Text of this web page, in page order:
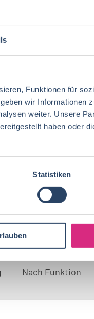
Funktionen für
wir Informationen
weiter. Unsere
haben oder
Statistiken
Nach Funktion